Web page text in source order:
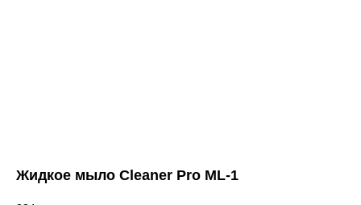
Жидкое мыло Cleaner Pro ML-1